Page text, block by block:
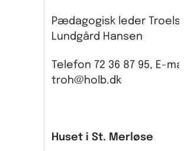
Pædagogisk leder Troels
Lundgård Hansen
Telefon 72 36 87 95, E-
troh@holb.dk
Huset i St. Merløse